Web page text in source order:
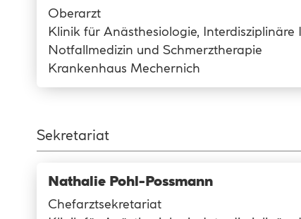
Oberarzt
Klinik für Anästhesiologie, Interdisziplinäre
Notfallmedizin und Schmerztherapie
Krankenhaus Mechernich
Sekretariat
Nathalie Pohl-Possmann
Chefarztsekretariat